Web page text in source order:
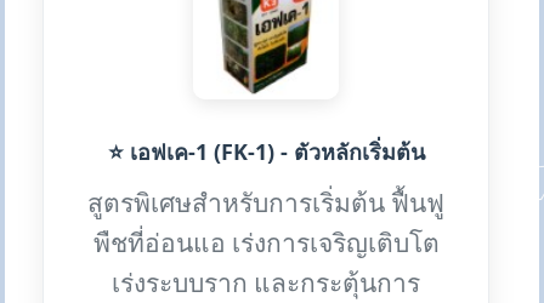
⭐ เอฟเค-1 (FK-1) - ตัวหลักเริ่มต้น
สูตรพิเศษสำหรับการเริ่มต้น ฟื้นฟู
พืชที่อ่อนแอ เร่งการเจริญเติบโต
เร่งระบบราก และกระตุ้นการ